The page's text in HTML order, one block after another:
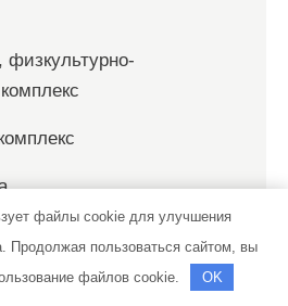
на воде
файлы cookie для улучшения
Продолжая пользоваться сайтом, вы
файлов cookie.
OK